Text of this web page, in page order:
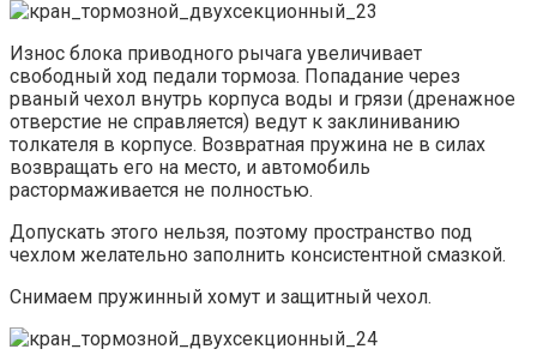
Износ блока приводного рычага увеличивает
свободный ход педали тормоза. Попадание через
рваный чехол внутрь корпуса воды и грязи (дренажное
отверстие не справляется) ведут к заклиниванию
толкателя в корпусе. Возвратная пружина не в силах
возвращать его на место, и автомобиль
растормаживается не полностью.
Допускать этого нельзя, поэтому пространство под
чехлом желательно заполнить консистентной смазкой.
Снимаем пружинный хомут и защитный чехол.